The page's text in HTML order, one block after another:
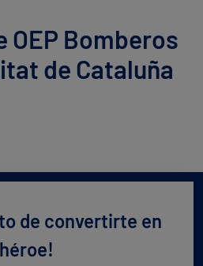
OEP Bomberos
de Cataluña
de convertirte en
héroe!